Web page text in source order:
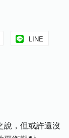
LINE
說，但或許還沒